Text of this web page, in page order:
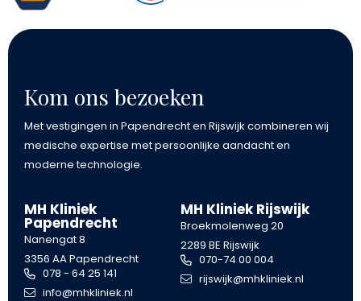
Kom ons bezoeken
Met vestigingen in Papendrecht en Rijswijk combineren wij
medische expertise met persoonlijke aandacht en
moderne technologie.
MH Kliniek
Papendrecht
Nanengat 8
3356 AA Papendrecht
078 - 64 25 141
info@mhkliniek.nl
MH Kliniek Rijswijk
Broekmolenweg 20
2289 BE Rijswijk
070-74 00 004
rijswijk@mhkliniek.nl